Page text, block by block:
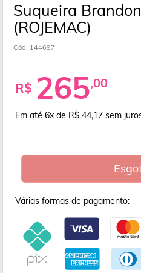
Suqueira
(ROJEMAC)
Cód. 144697
R$ 265,00
Em até 6x de R$ 44,17 sem
Várias formas de pagamento: